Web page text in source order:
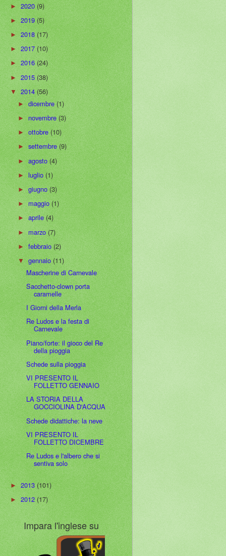
►2020(9)
►2019(5)
►2018(17)
► 2017(10)
►2016(24)
►2015(38)
▼2014(56)
►dicembre(1)
►novembre(3)
►ottobre(10)
►settembre(9)
►agosto(4)
►luglio(1)
►giugno(3)
►maggio(1)
►aprile(4)
►marzo(7)
►febbraio(2)
▼gennaio(11)
Mascherine di Carnevale
Sacchetto-clown porta
caramelle
I Giorni della Merla
Re Ludos e la festa di
Carnevale
Piano/forte: il gioco del Re
della pioggia
Schede sulla pioggia
VI PRESENTO IL
FOLLETTO GENNAIO
LA STORIA DELLA
GOCCIOLINA D'ACQUA
Schede didattiche: la neve
VI PRESENTO IL
FOLLETTO DICEMBRE
Re Ludos e l'albero che si
sentiva solo
►2013(101)
►2012(17)
Impara l'inglese su